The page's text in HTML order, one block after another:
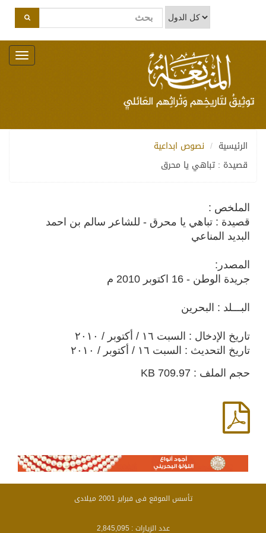
Toggle
navigation
الرئيسية
نصوص ابداعية
قصيدة : تباهي يا محرق
الملخص :
قصيدة : تباهي يا محرق - للشاعر سالم بن احمد
البديد المناعي
المصدر:
جريدة الوطن - 16 اكتوبر 2010 م
البـــلد : البحرين
تاريخ الإدخال : السبت ١٦ / أكتوبر / ٢٠١٠
تاريخ التحديث : السبت ١٦ / أكتوبر / ٢٠١٠
حجم الملف : 709.97 KB
تأسس الموقع فى فبراير 2001 ميلادى
عدد الزيارات : 2,845,095